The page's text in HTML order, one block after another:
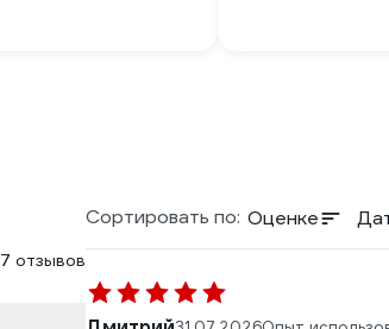
7 отзывов
Сортировать по: Оценке